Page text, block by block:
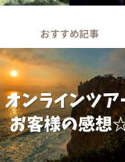
おすすめ記事